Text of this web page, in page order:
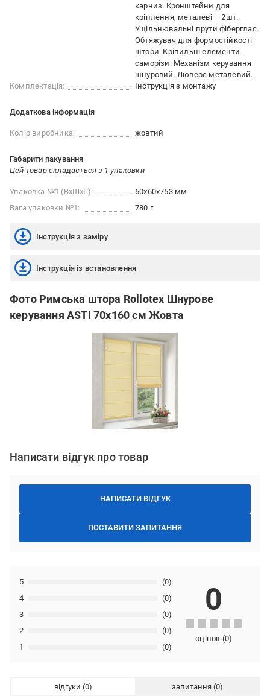
Комплектація:
карниз. Кронштейни для
кріплення, металеві – 2шт.
Ущільнювальні прути фіберглас.
Обтяжувач для формостійкості
штори. Кріпильні елементи-
саморізи. Механізм керування
шнуровий. Люверс металевий.
Інструкція з монтажу
Додаткова інформація
Колір виробника: жовтий
Габарити пакування
Цей товар складається з 1 упаковки
Упаковка №1 (ВхШхГ):
60x60x753 мм
Вага упаковки №1:
780 г
Інструкція з заміру
Інструкція із встановлення
Фото Римська штора Rollotex Шнурове
керування ASTI 70x160 см Жовта
Написати відгук про товар
НАПИСАТИ ВІДГУК
ПОСТАВИТИ ЗАПИТАННЯ
1 (0)
2 (0)
3 (0)
4 (0)
5 (0)
0
оцінок (0)
відгуки запитання